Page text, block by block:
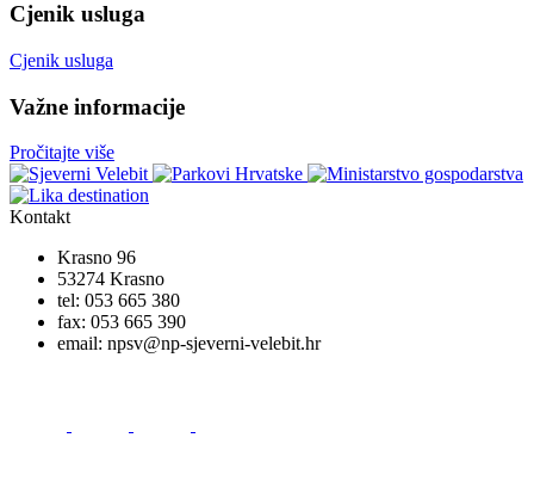
Cjenik usluga
Cjenik usluga
Važne informacije
Pročitajte više
Kontakt
Krasno 96
53274 Krasno
tel: 053 665 380
fax: 053 665 390
email: npsv@np-sjeverni-velebit.hr